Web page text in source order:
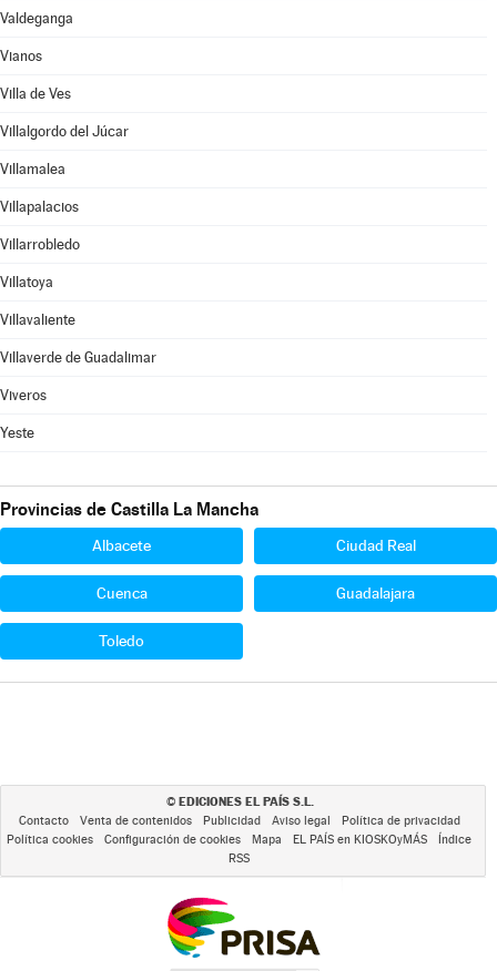
Valdeganga
Vianos
Villa de Ves
Villalgordo del Júcar
Villamalea
Villapalacios
Villarrobledo
Villatoya
Villavaliente
Villaverde de Guadalimar
Viveros
Yeste
Provincias de Castilla La Mancha
Albacete Ciudad Real
Cuenca Guadalajara
Toledo
© EDICIONES EL PAÍS S.L.
Contacto Venta de contenidos Publicidad Aviso legal
Política de privacidad
Política cookies
Configuración de cookies Mapa EL PAÍS en KIOSKOyMÁS
Índice
RSS